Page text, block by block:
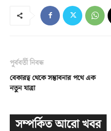
পূর্ববর্তী নিবন্ধ
বেকারত্ব থেকে সম্ভাবনার পথে এক
নতুন যাত্রা
সম্পর্কিত আরো খবর